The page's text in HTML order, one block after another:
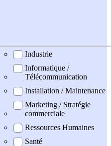
Industrie
Informatique /
Télécommunication
Installation / Maintenance
Marketing / Stratégie
commerciale
Ressources Humaines
Santé